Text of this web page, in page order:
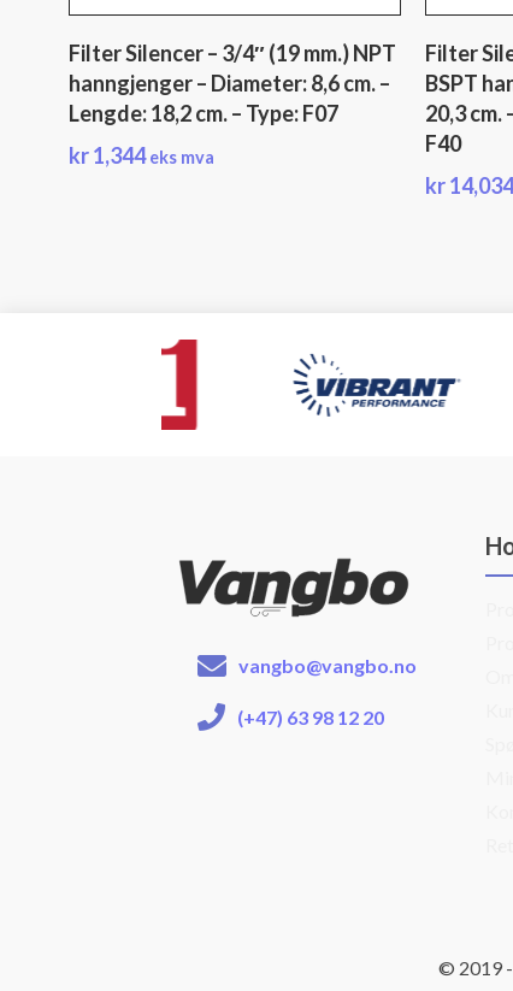
Filter Silencer – 3/4″ (19 mm.) NPT
hanngjenger – Diameter: 8,6 cm. –
Lengde: 18,2 cm. – Type: F07
kr1,344 eks mva
Filter
BSPT
20,3 cm.
F40
kr14,034
vangbo@vangbo.no
(+47) 63 98 12 20
© 2019